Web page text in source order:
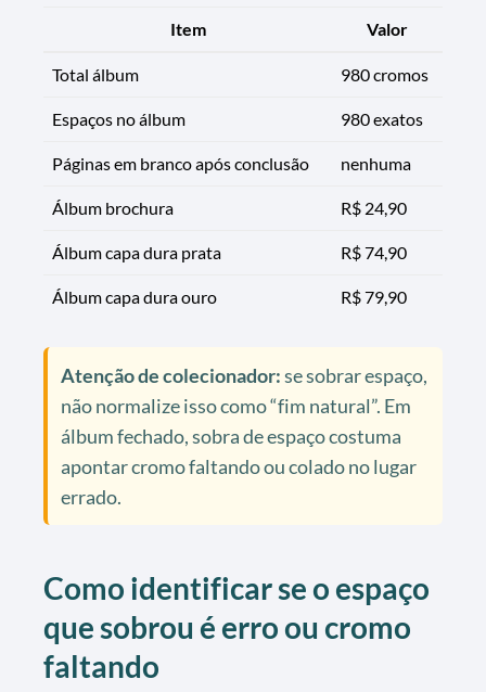
Item Valor
Total álbum 980 cromos
Espaços no álbum 980 exatos
Páginas em branco após conclusão nenhuma
Álbum brochura R$ 24,90
Álbum capa dura prata R$ 74,90
Álbum capa dura ouro R$ 79,90
Atenção de colecionador:se sobrar espaço,
não normalize isso como “fim natural”. Em
álbum fechado, sobra de espaço costuma
apontar cromo faltando ou colado no lugar
errado.
Como identificar se o espaço
que sobrou é erro ou cromo
faltando